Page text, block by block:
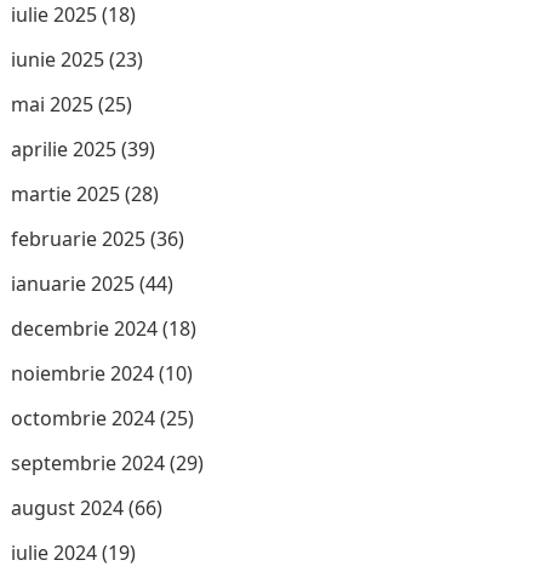
iulie 2025(18)
iunie 2025(23)
mai 2025(25)
aprilie 2025(39)
martie 2025(28)
februarie 2025(36)
ianuarie 2025(44)
decembrie 2024(18)
noiembrie 2024(10)
octombrie 2024(25)
septembrie 2024(29)
august 2024(66)
iulie 2024(19)